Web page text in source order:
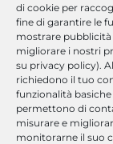
di cookie per
fine di garantire le
mostrare pubblicità
migliorare i nostri
su privacy policy).
richiedono il tuo
funzionalità
permettono di
misurare e
monitorarne il suo